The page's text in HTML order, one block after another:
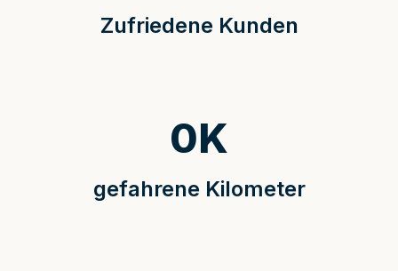
Zufriedene Kunden
gefahrene Kilometer
0K